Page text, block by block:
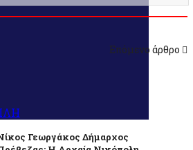
Επόμενο άρθρο
Γεωργάκος Δήμαρχος